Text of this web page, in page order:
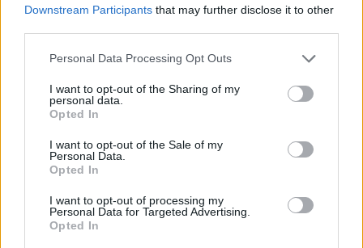
Downstream Participants that may further disclose it to other
Personal Data Processing Opt Outs
I want to opt-out of the Sharing of my
personal data.
Opted In
I want to opt-out of the Sale of my
Personal Data.
Opted In
I want to opt-out of processing my
Personal Data for Targeted Advertising.
Opted In
Θέσεις Εργασίας ανά Ειδικότητα
Θέσεις Εργασίας ανά Εταιρεία
Κέντρο Βοήθειας
Καταχώρηση Online Βιογραφικού